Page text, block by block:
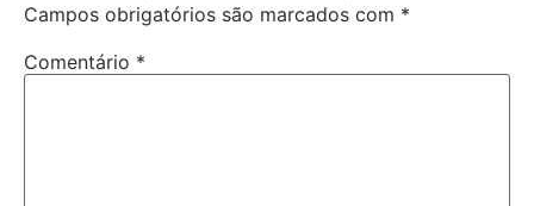
Campos obrigatórios são marcados com *
Comentário *